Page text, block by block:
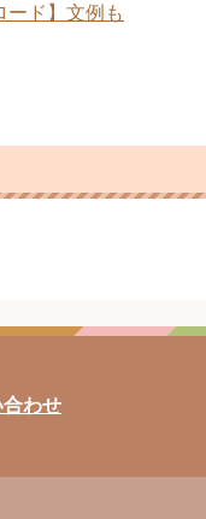
ード】文例も
わせ